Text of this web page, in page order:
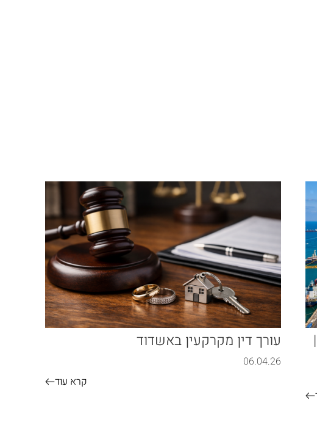
עורך דין מקרקעין באשדוד
06.04.26
קרא עוד